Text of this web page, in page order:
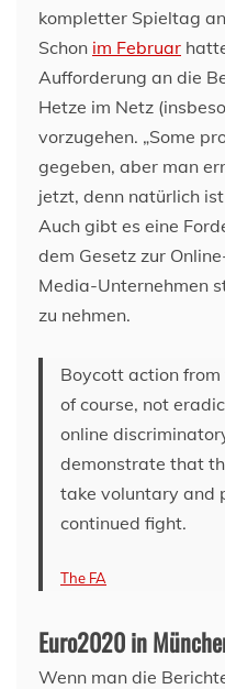
kompletter Spieltag
Schon im Februar
Aufforderung an die
Hetze im Netz
vorzugehen. „Some
gegeben, aber man
jetzt, denn natürlich
Auch gibt es eine
dem Gesetz zur
Media-Unternehmen
zu nehmen.
Boycott action
of course, not
online
demonstrate that
take voluntary and
continued fight.
The FA
Euro2020 in
Wenn man die